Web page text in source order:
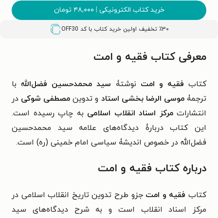
خرید کتاب الکترونیکی | ۴۸,۰۰۰ تومان
٪۳۰ تخفیف اولین خرید کتاب با کد OFF30
معرفی کتاب فقیه و امت
کتاب فقیه و امت نوشتۀ سید محمدحسین فضل‌الله با
ترجمۀموسی الرضا بخشی استاد و تدوین مصطفی شوکی در
انتشاراتمرکز اسناد انقلاب اسلامی به چاپ رسیده است.
این کتاب دربارۀ دیدگاه‌های علامه سید محمدحسین
فضل‌الله در خصوص اندیشۀ سیاسی امام خمینی (ره) است.
درباره کتاب فقیه و امت
کتاب فقیه و امت جزو طرح تدوین تاریخ انقلاب اسلامی در
مرکز اسناد انقلاب است و به شرح دیدگاه‌های سید